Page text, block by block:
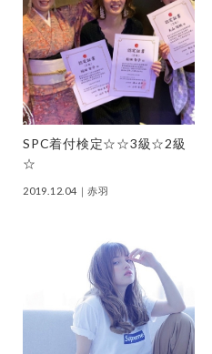
SPC着付検定☆☆3級☆2級
☆
2019.12.04 ｜赤羽